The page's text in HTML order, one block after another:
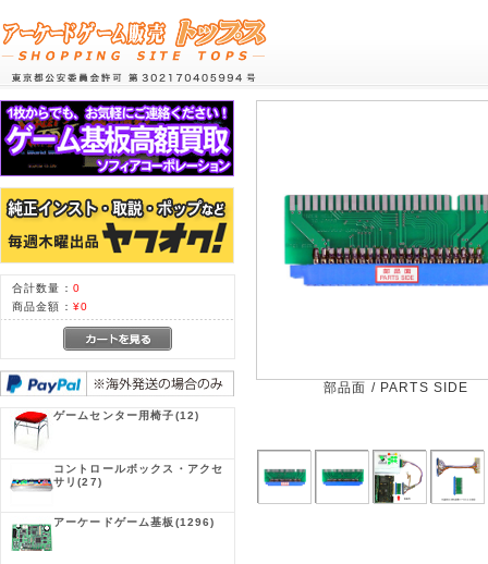
合計数量： 0
商品金額： ¥0
ゲームセンター用椅子(12)
コントロールボックス・アクセ
サリ(27)
アーケードゲーム基板 (1296)
部品面 / PARTS SIDE